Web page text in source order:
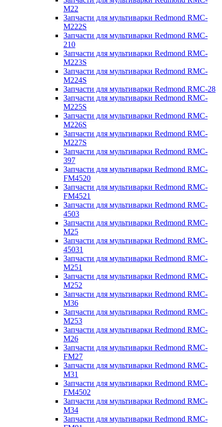
M22
Запчасти для мультиварки Redmond RMC-
M222S
Запчасти для мультиварки Redmond RMC-
210
Запчасти для мультиварки Redmond RMC-
M223S
Запчасти для мультиварки Redmond RMC-
M224S
Запчасти для мультиварки Redmond RMC-28
Запчасти для мультиварки Redmond RMC-
M225S
Запчасти для мультиварки Redmond RMC-
M226S
Запчасти для мультиварки Redmond RMC-
M227S
Запчасти для мультиварки Redmond RMC-
397
Запчасти для мультиварки Redmond RMC-
FM4520
Запчасти для мультиварки Redmond RMC-
FM4521
Запчасти для мультиварки Redmond RMC-
4503
Запчасти для мультиварки Redmond RMC-
M25
Запчасти для мультиварки Redmond RMC-
45031
Запчасти для мультиварки Redmond RMC-
M251
Запчасти для мультиварки Redmond RMC-
M252
Запчасти для мультиварки Redmond RMC-
M36
Запчасти для мультиварки Redmond RMC-
M253
Запчасти для мультиварки Redmond RMC-
M26
Запчасти для мультиварки Redmond RMC-
FM27
Запчасти для мультиварки Redmond RMC-
M31
Запчасти для мультиварки Redmond RMC-
FM4502
Запчасти для мультиварки Redmond RMC-
M34
Запчасти для мультиварки Redmond RMC-